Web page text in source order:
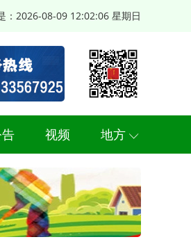
： 2026-08-09 12:02:06 星期日
视频 地方